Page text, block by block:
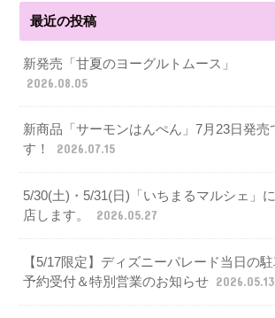
最近の投稿
新発売「甘夏のヨーグルトムース」
2026.08.05
新商品「サーモンはんぺん」7月23日発売
す！
2026.07.15
5/30(土)・5/31(日)「いちまるマルシェ」
店します。
2026.05.27
【5/17限定】ディズニーパレード当日の
予約受付＆特別営業のお知らせ 2026.05.13